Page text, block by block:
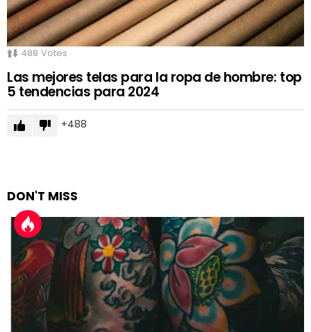
488 Votes
Las mejores telas para la ropa de hombre: top
5 tendencias para 2024
488
DON'T MISS